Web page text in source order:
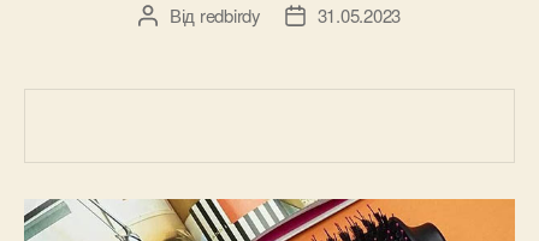
Автор
Від redbirdy
Дата31.05.2023